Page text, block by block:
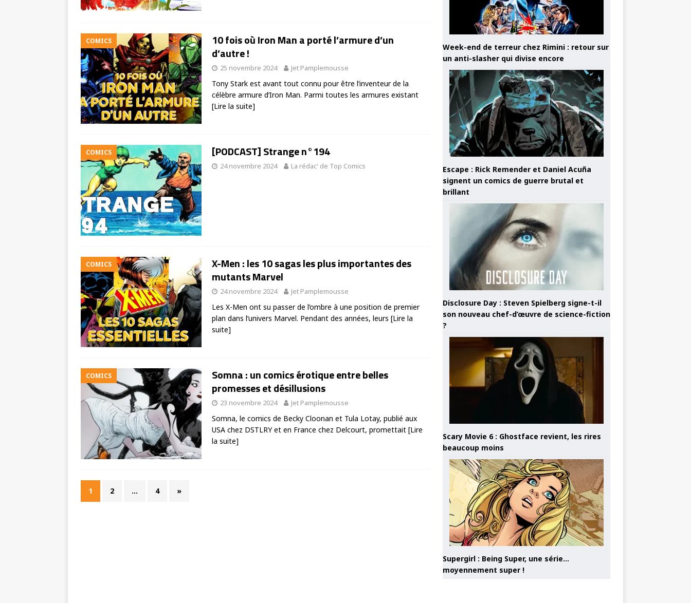
COMICS
10 fois où Iron Man a porté l’armure d’un
d’autre !
25 novembre 2024 Jet Pamplemousse
Tony Stark est avant tout connu pour être l’inventeur de la
célèbre armure d’Iron Man. Parmi toutes les armures existant
[Lire la suite]
COMICS [PODCAST] Strange n°194
24 novembre 2024 La rédac' de Top Comics
COMICS
X-Men : les 10 sagas les plus importantes des
mutants Marvel
24 novembre 2024 Jet Pamplemousse
Les X-Men ont su passer de l’ombre à une position de premier
plan dans l’univers Marvel. Pendant des années, leurs [Lire la
suite]
COMICS
Somna : un comics érotique entre belles
promesses et désillusions
23 novembre 2024 Jet Pamplemousse
Somna, le comics de Becky Cloonan et Tula Lotay, publié aux
USA chez DSTLRY et en France chez Delcourt, promettait [Lire
la suite]
1 2 … 4 »
Week-end de terreur chez Rimini : retour sur
un anti-slasher qui divise encore
Escape : Rick Remender et Daniel Acuña
signent un comics de guerre brutal et
brillant
Disclosure Day : Steven Spielberg signe-t-il
son nouveau chef-d’œuvre de science-fiction
?
Scary Movie 6 : Ghostface revient, les rires
beaucoup moins
Supergirl : Being Super, une série…
moyennement super !